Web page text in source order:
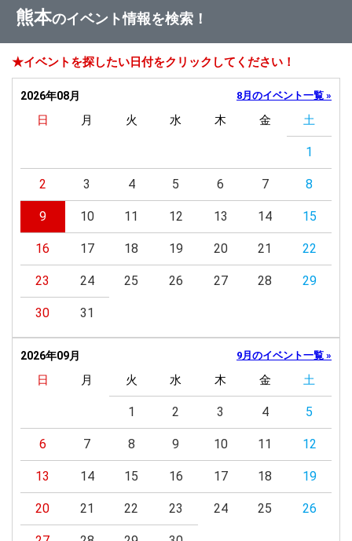
熊本のイベント情報を検索！
★イベントを探したい日付をクリックしてください！
2026年08月 8月のイベント一覧 »
日 月 火 水 木 金 土
1
2 3 4 5 6 7 8
9 10 11 12 13 14 15
16 17 18 19 20 21 22
23 24 25 26 27 28 29
30 31
2026年09月 9月のイベント一覧 »
日 月 火 水 木 金 土
1 2 3 4 5
6 7 8 9 10 11 12
13 14 15 16 17 18 19
20 21 22 23 24 25 26